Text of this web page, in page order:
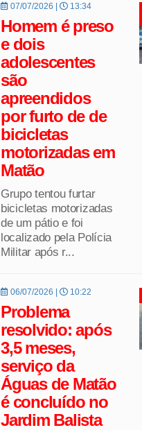
07/07/2026 | 13:34
Homem é preso
e dois
adolescentes
são
apreendidos
por furto de de
bicicletas
motorizadas em
Matão
Grupo tentou furtar
bicicletas motorizadas
de um pátio e foi
localizado pela Polícia
Militar após r...
06/07/2026 | 10:22
Problema
resolvido: após
3,5 meses,
serviço da
Águas de Matão
é concluído no
Jardim Balista